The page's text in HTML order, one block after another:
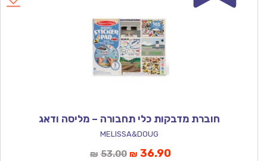
חוברת מדבקות כלי תחבורה – מליסה ודאג
MELISSA&DOUG
₪ 53.00המחיר
₪ 36.90המחיר